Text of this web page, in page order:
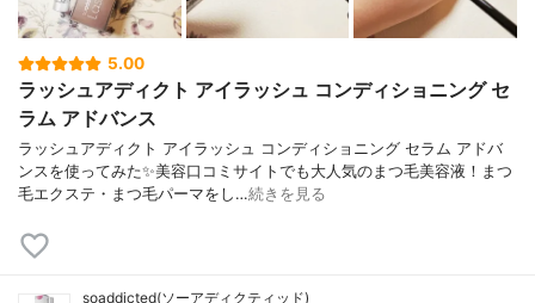
5.00
ラッシュアディクト アイラッシュ コンディショニング セ
ラム アドバンス
ラッシュアディクト アイラッシュ コンディショニング セラム アドバ
ンスを使ってみた✨美容口コミサイトでも大人気のまつ毛美容液！まつ
毛エクステ・まつ毛パーマをし…続きを見る
soaddicted(ソーアディクティッド)